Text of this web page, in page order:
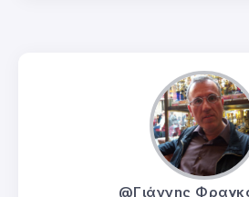
@Γιάννης